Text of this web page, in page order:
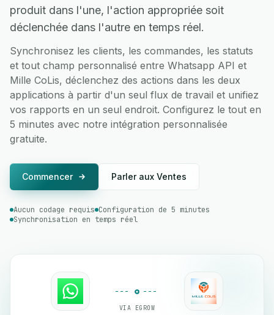
produit dans l'une, l'action appropriée soit
déclenchée dans l'autre en temps réel.
Synchronisez les clients, les commandes, les statuts
et tout champ personnalisé entre Whatsapp API et
Mille CoLis, déclenchez des actions dans les deux
applications à partir d'un seul flux de travail et unifiez
vos rapports en un seul endroit. Configurez le tout en
5 minutes avec notre intégration personnalisée
gratuite.
Commencer Parler aux Ventes
Aucun codage requis Configuration de 5 minutes
Synchronisation en temps réel
VIA EGROW